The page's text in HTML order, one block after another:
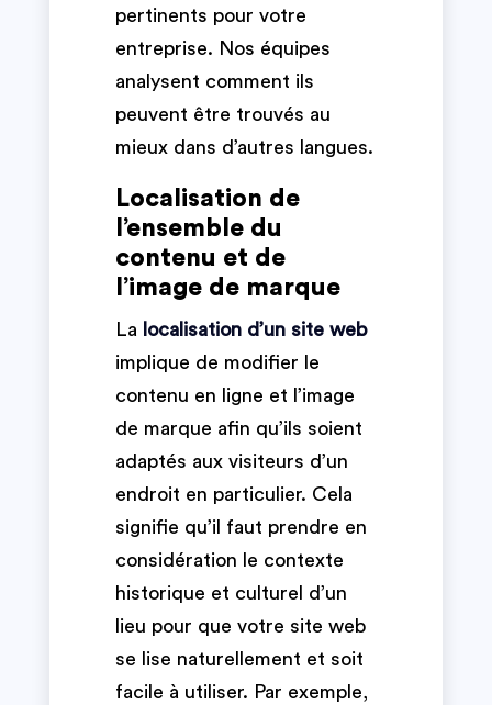
pertinents pour votre
entreprise. Nos équipes
analysent comment ils
peuvent être trouvés au
mieux dans d’autres langues.
Localisation de
l’ensemble du
contenu et de
l’image de marque
La
localisation d’un site web
implique de modifier le
contenu en ligne et l’image
de marque afin qu’ils soient
adaptés aux visiteurs d’un
endroit en particulier. Cela
signifie qu’il faut prendre en
considération le contexte
historique et culturel d’un
lieu pour que votre site web
se lise naturellement et soit
facile à utiliser. Par exemple,